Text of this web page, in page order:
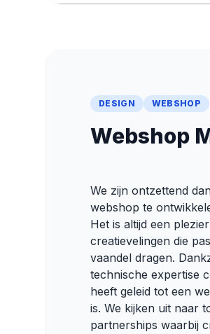
DESIGN WEBSHOP
Webshop
We zijn ontzettend
webshop te
Het is altijd een
creatievelingen die
vaandel dragen.
technische expertise
heeft geleid tot een
is. We kijken uit naar
partnerships waarbij